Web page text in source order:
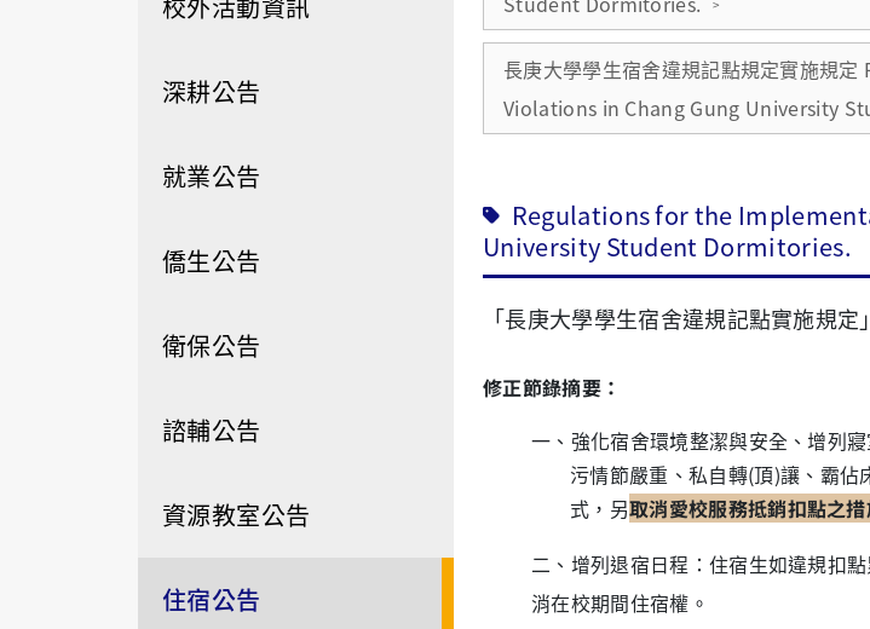
深耕公告
就業公告
僑生公告
衛保公告
諮輔公告
資源教室公告
住宿公告
長庚大學學生宿舍違規記點規定實施
Violations in Chang Gung University
Regulations for the
University Student Dormitories.
「長庚大學學生宿舍違規記點實施規定
修正節錄摘要：
一、 強化宿舍環境整潔與安全、增列
污情節嚴重、私自轉(頂)讓、霸佔
式，另取消愛校服務抵銷扣點之
二、增列退宿日程：住宿生如違規扣
消在校期間住宿權。